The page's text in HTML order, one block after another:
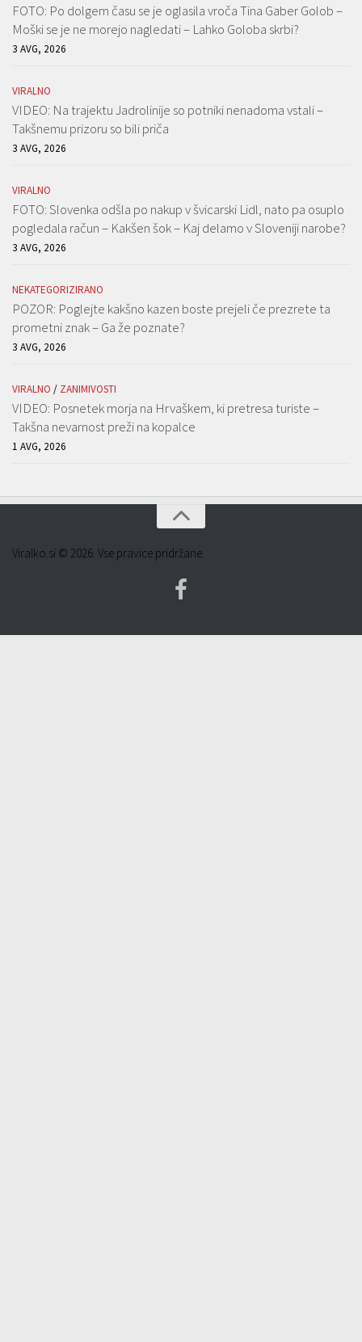
FOTO: Po dolgem času se je oglasila vroča Tina Gaber Golob –
Moški se je ne morejo nagledati – Lahko Goloba skrbi?
3 AVG, 2026
VIRALNO
VIDEO: Na trajektu Jadrolinije so potniki nenadoma vstali –
Takšnemu prizoru so bili priča
3 AVG, 2026
VIRALNO
FOTO: Slovenka odšla po nakup v švicarski Lidl, nato pa osuplo
pogledala račun – Kakšen šok – Kaj delamo v Sloveniji narobe?
3 AVG, 2026
NEKATEGORIZIRANO
POZOR: Poglejte kakšno kazen boste prejeli če prezrete ta
prometni znak – Ga že poznate?
3 AVG, 2026
VIRALNO / ZANIMIVOSTI
VIDEO: Posnetek morja na Hrvaškem, ki pretresa turiste –
Takšna nevarnost preži na kopalce
1 AVG, 2026
Viralko.si © 2026. Vse pravice pridržane.